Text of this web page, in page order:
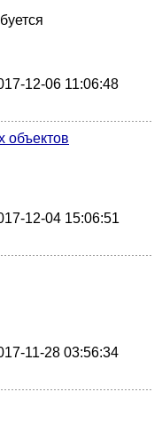
12-06 11:06:48
объектов
12-04 15:06:51
11-28 03:56:34